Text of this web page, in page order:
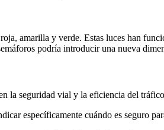
amarilla y verde. Estas luces han
podría introducir una nueva
la seguridad vial y la eficiencia del
específicamente cuándo es seguro